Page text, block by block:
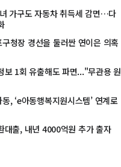
가구도 자동차 취득세 감면…다
청장 경선을 둘러싼 연이은 의혹
보 1회 유출해도 파면..."무관용 원
, ‘e아동행복지원시스템’ 연계로
대출, 내년 4000억원 추가 출자